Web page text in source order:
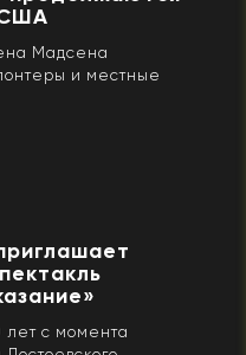
Мадсена
и местные
лет с момента